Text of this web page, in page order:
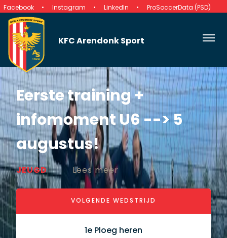
Facebook Instagram LinkedIn ProSoccerData (PSD)
KFC Arendonk Sport
Eerste training +
infomoment U6 --> 5
augustus!
JEUGD Lees meer
VOLGENDE WEDSTRIJD
1e Ploeg heren